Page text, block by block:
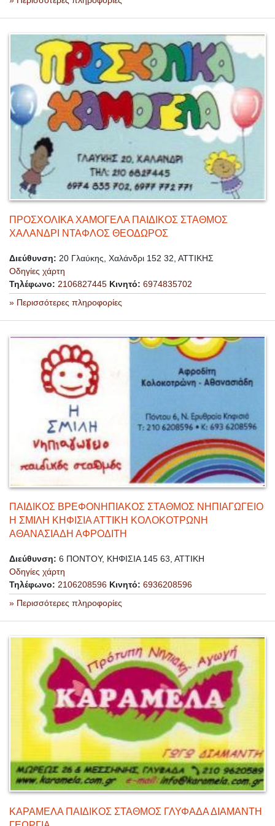
ΠΡΟΣΧΟΛΙΚΑ ΧΑΜΟΓΕΛΑ ΠΑΙΔΙΚΟΣ ΣΤΑΘΜΟΣ
ΧΑΛΑΝΔΡΙ ΝΤΑΦΛΟΣ ΘΕΟΔΩΡΟΣ
Διεύθυνση: 20 Γλαύκης, Χαλάνδρι 152 32, ΑΤΤΙΚΗΣ
Οδηγίες χάρτη
Τηλέφωνο: 2106827445 Κινητό: 6974835702
» Περισσότερες πληροφορίες
ΠΑΙΔΙΚΟΣ ΒΡΕΦΟΝΗΠΙΑΚΟΣ ΣΤΑΘΜΟΣ ΝΗΠΙΑΓΩΓΕΙΟ
Η ΣΜΙΛΗ ΚΗΦΙΣΙΑ ΑΤΤΙΚΗ ΚΟΛΟΚΟΤΡΩΝΗ
ΑΘΑΝΑΣΙΑΔΗ ΑΦΡΟΔΙΤΗ
Διεύθυνση: 6 ΠΟΝΤΟΥ, ΚΗΦΙΣΙΑ 145 63, ΑΤΤΙΚΗ
Οδηγίες χάρτη
Τηλέφωνο: 2106208596 Κινητό: 6936208596
» Περισσότερες πληροφορίες
ΚΑΡΑΜΕΛΑ ΠΑΙΔΙΚΟΣ ΣΤΑΘΜΟΣ ΓΛΥΦΑΔΑ ΔΙΑΜΑΝΤΗ